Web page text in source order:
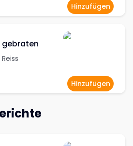
Hinzufügen
gebraten
Hinzufügen